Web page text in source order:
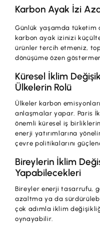
Karbon Ayak İzi
Günlük yaşamda tüketim
karbon ayak izinizi
ürünler tercih etmeniz,
dönüşüme özen
Küresel İklim
Ülkelerin Rolü
Ülkeler karbon
anlaşmalar yapar. Paris
önemli küresel iş
enerji yatırımlarına
çevre politikalarını
Bireylerin İklim
Yapabilecekleri
Bireyler enerji tasarrufu,
azaltma ya da
çok adımla iklim
oynayabilir.